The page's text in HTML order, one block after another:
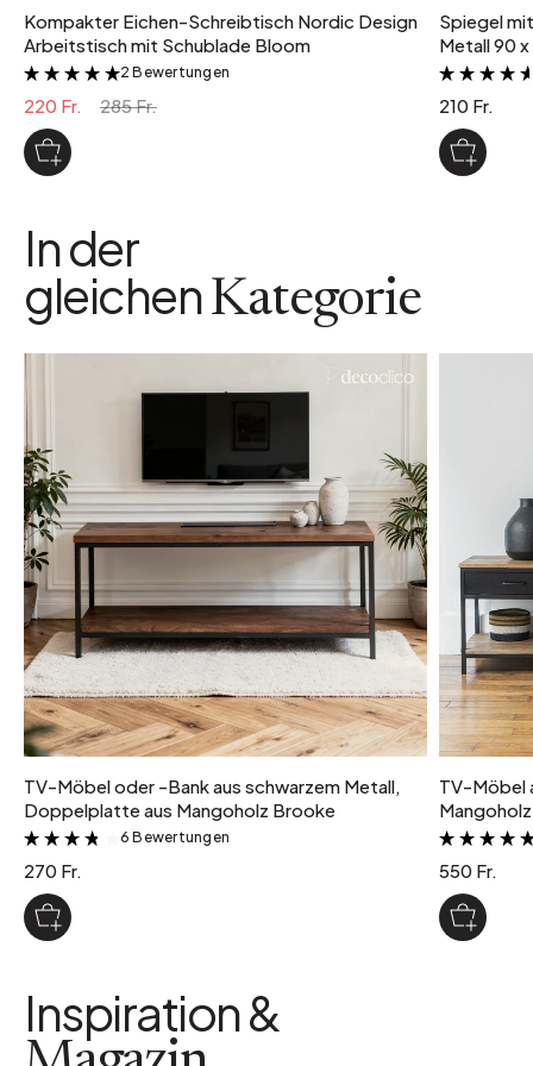
Kompakter Eichen-Schreibtisch Nordic Design
Arbeitstisch mit Schublade Bloom
&
2 Bewertungen
220 Fr. 285 Fr.
Spiegel
Metall 90
210 Fr.
In der
gleichenKategorie
TV-Möbel oder -Bank aus schwarzem Metall,
Doppelplatte aus Mangoholz Brooke
&
6 Bewertungen
270 Fr.
TV-Möbel
550 Fr.
Inspiration &